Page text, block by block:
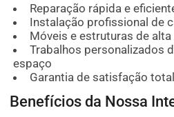
Reparação rápida e
Instalação profissional de
Móveis e estruturas de
Trabalhos personalizados
espaço
Garantia de satisfação total
Benefícios da Nossa